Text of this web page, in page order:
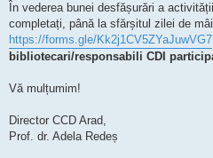
În vederea bunei desfășurări a
completați, până la sfărșitul zilei de
https://forms.gle/Kk2j1CV5ZYaJuwVG7
bibliotecari/responsabili CDI
Vă mulțumim!
Director CCD Arad,
Prof. dr. Adela Redeș